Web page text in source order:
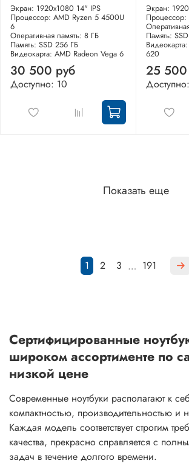
Экран: 1920x1080 14" IPS
Процессор: AMD Ryzen 5 4500U
6
Оперативная память: 8 ГБ
Память: SSD 256 ГБ
Видеокарта: AMD Radeon Vega 6
30 500 руб
Доступно: 10
Экран:
Память:
620
25 500
Показать еще
1 2 3 … 191
Сертифицированные
широком ассортименте по
низкой цене
Современные ноутбуки располагают к
компактностью, производительностью и
Каждая модель соответствует строгим
качества, прекрасно справляется с
задач в течение долгого времени.